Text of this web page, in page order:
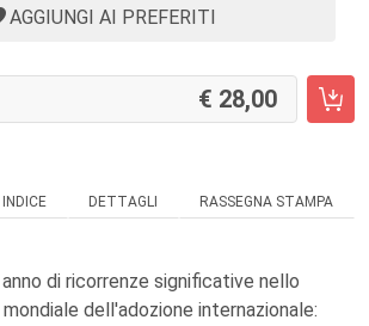
AGGIUNGI AI PREFERITI
28,00
INDICE DETTAGLI RASSEGNA STAMPA
di ricorrenze significative nello
dell'adozione internazionale: